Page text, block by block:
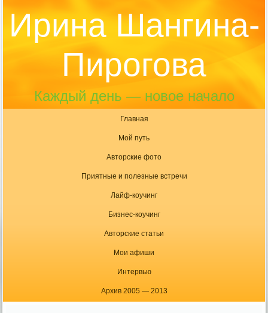
Ирина Шангина-
Пирогова
Каждый день — новое начало
Главная
Мой путь
Авторские фото
Приятные и полезные встречи
Лайф-коучинг
Бизнес-коучинг
Авторские статьи
Мои афиши
Интервью
Архив 2005 — 2013